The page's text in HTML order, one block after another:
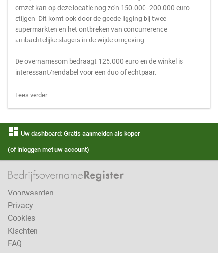
omzet kan op deze locatie nog zo'n 150.000 -200.000 euro
stijgen. Dit komt ook door de goede ligging bij twee
supermarkten en het ontbreken van concurrerende
ambachtelijke slagers in de wijde omgeving.
De overnamesom bedraagt 125.000 euro en de winkel is
interessant/rendabel voor een duo of echtpaar.
Lees verder
dashboard Uw dashboard: Gratis aanmelden als koper
(of inloggen met uw account)
Voorwaarden
Privacy
Cookies
Klachten
FAQ